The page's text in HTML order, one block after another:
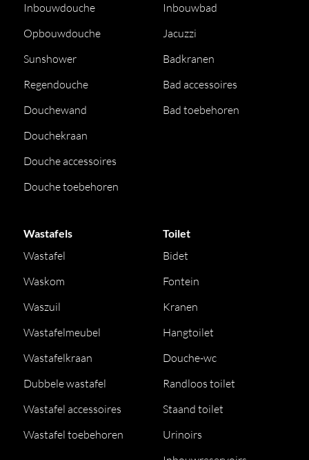
Inbouwdouche
Opbouwdouche
Sunshower
Regendouche
Douchewand
Douchekraan
Douche accessoires
Douche toebehoren
Inbouwbad
Jacuzzi
Badkranen
Bad accessoires
Bad toebehoren
Wastafels
Wastafel
Waskom
Waszuil
Wastafelmeubel
Wastafelkraan
Dubbele wastafel
Wastafel accessoires
Wastafel toebehoren
Toilet
Bidet
Fontein
Kranen
Hangtoilet
Douche-wc
Randloos toilet
Staand toilet
Urinoirs